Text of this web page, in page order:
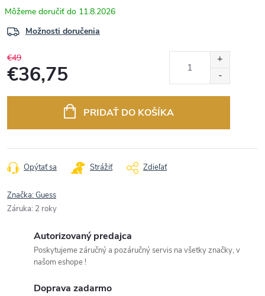
11.8.2026
Možnosti doručenia
€49
€36,75
PRIDAŤ DO KOŠÍKA
Opýtať sa Strážiť Zdieľať
Značka:Guess
Záruka: 2 roky
Autorizovaný predajca
Poskytujeme záručný a pozáručný servis na všetky značky, v
našom eshope !
Doprava zadarmo